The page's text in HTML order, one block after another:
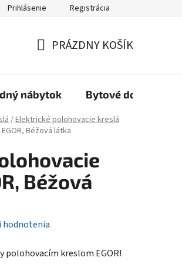
Záručné podmienky Reklamačný formulár
Prihlásenie Registrácia
KOŠÍK
PRÁZDNY KOŠÍK
nábytok Bytové doplnky
/Elektrické polohovacie kreslá
Béžová látka
Béžová
kreslom EGOR!